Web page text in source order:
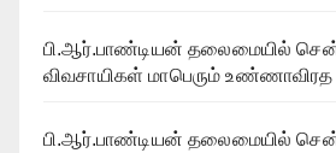
பி.ஆர்.பாண்டியன் தலைமையில்
விவசாயிகள் மாபெரும் உண்ணாவிரத
பி.ஆர்.பாண்டியன் தலைமையில்